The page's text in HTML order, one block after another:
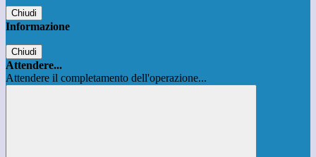
Chiudi
Informazione
Chiudi
Attendere...
Attendere il completamento dell'operazione...